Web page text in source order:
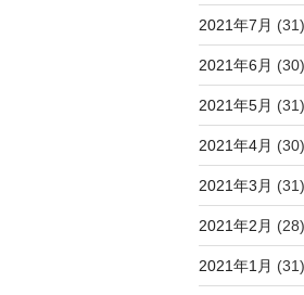
2021年7月 (31)
2021年6月 (30)
2021年5月 (31)
2021年4月 (30)
2021年3月 (31)
2021年2月 (28)
2021年1月 (31)